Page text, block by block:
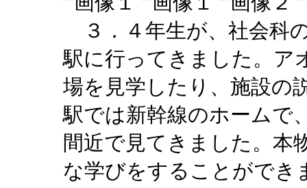
３．４年生が、社会科
駅に行ってきました。ア
場を見学したり、施設の
駅では新幹線のホームで
間近で見てきました。本
な学びをすることができ